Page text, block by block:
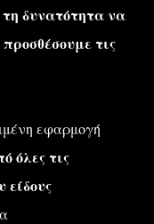
δυνατότητα να
τις
εφαρμογή
όλες τις
είδους